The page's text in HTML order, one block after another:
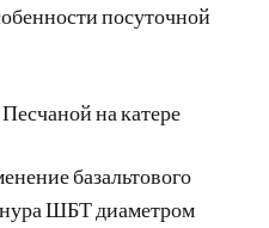
посуточной
на катере
базальтового
ШБТ диаметром